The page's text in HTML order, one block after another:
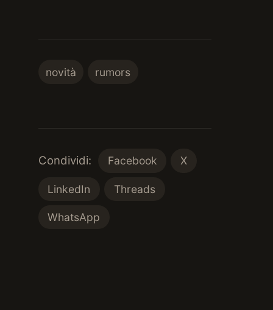
novità rumors
Condividi: Facebook X
LinkedIn Threads
WhatsApp